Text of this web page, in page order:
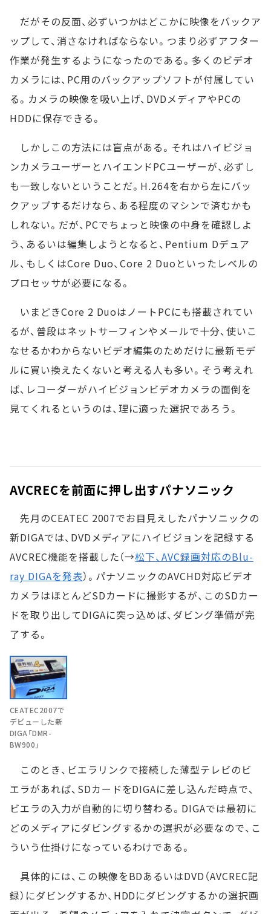
だがその反面、必ずいつかはどこかに映像をバックア
ップして、消さなければならない。つまり必ずアフター
作業が発生するようになったのである。多くのビデオ
カメラには、PC用のバックアップソフトが付属してい
る。カメラの映像を吸い上げ、DVDメディアやPCの
HDDに保存できる。
しかしこの方法には盲点がある。それはハイビジョ
ンカメラユーザーとハイエンドPCユーザーが、必ずし
も一致しないということだ。H.264を右から左にバッ
クアップするだけなら、ある程度のマシンで済むかも
しれない。だが、PCでちょっと映像の中身を確認しよ
う、あるいは編集しようとなると、Pentium Dデュア
ル、もしくはCore Duo、Core 2 Duoといったレベルの
プロセッサが必要になる。
いまどきCore 2 DuoはノートPCにも搭載されてい
るが、普段はネットサーフィンやメールで十分、使いこ
なせるかわからないビデオ編集のためだけに最新モデ
ルに買い換えたくないと考える人も多い。そう考えれ
ば、レコーダーがハイビジョンビデオカメラの面倒を
見てくれるというのは、理に適った選択であろう。
AVCRECを前面に押し出すパナソニック
先月のCEATEC 2007でお目見えしたパナソニックの
新DIGAでは、DVDメディアにハイビジョンを記録する
AVCREC機能を搭載した（→松下、AVC録画対応のBlu-
ray DIGAを発表）。パナソニックのAVCHD対応ビデオ
カメラはほとんどSDカードに撮影するが、このSDカー
ドを取り出してDIGAに突っ込めば、ダビング準備が完
了する。
CEATEC2007で
デビューした新
DIGA「DMR-
BW900」
このとき、ビエラリンクで接続した薄型テレビのビ
エラがあれば、SDカードをDIGAに差し込んだ時点で、
ビエラの入力が自動的に切り替わる。DIGAでは最初に
どのメディアにダビングするかの選択が必要なので、こ
ういう仕掛けになっているわけである。
具体的には、この映像をBDあるいはDVD（AVCREC記
録）にダビングするか、HDDにダビングするかの選択画